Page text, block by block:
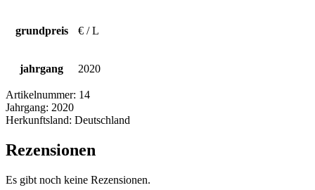
grundpreis € / L
jahrgang 2020
Artikelnummer: 14
Jahrgang: 2020
Herkunftsland: Deutschland
Rezensionen
Es gibt noch keine Rezensionen.